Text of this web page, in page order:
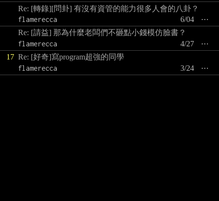
Re: [轉錄][問卦] 有沒有資管的能力很多人會的八卦？
flamerecca
⋯
6/04
Re: [請益] 那為什麼老闆們不砸點小錢模仿臉書？
flamerecca
⋯
4/27
17 Re: [好奇]寫program超強的同學
flamerecca
⋯
3/24